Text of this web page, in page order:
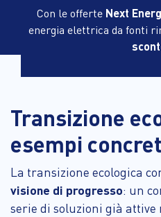
Con le offerte Next
energia elettrica da fonti
Transizione
esempi
La transizione ecologica
visione di progresso: un
serie di soluzioni già